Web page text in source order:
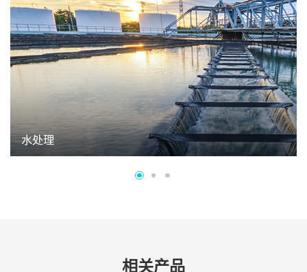
水处理
相关产品